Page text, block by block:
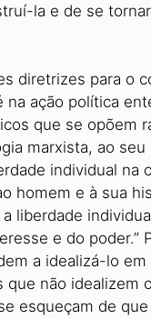
la e de se
diretrizes para o
ação política
que se opõem
marxista, ao
individual na
homem e à sua
liberdade
e do poder.”
a idealizá-lo
não idealizem
esqueçam de